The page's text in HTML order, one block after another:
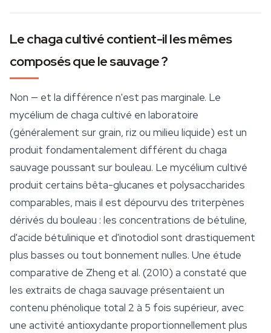
Le chaga cultivé contient-il les mêmes
composés que le sauvage ?
Non — et la différence n'est pas marginale. Le
mycélium de chaga cultivé en laboratoire
(généralement sur grain, riz ou milieu liquide) est un
produit fondamentalement différent du chaga
sauvage poussant sur bouleau. Le mycélium cultivé
produit certains bêta-glucanes et polysaccharides
comparables, mais il est dépourvu des triterpènes
dérivés du bouleau : les concentrations de bétuline,
d'acide bétulinique et d'inotodiol sont drastiquement
plus basses ou tout bonnement nulles. Une étude
comparative de Zheng et al. (2010) a constaté que
les extraits de chaga sauvage présentaient un
contenu phénolique total 2 à 5 fois supérieur, avec
une activité antioxydante proportionnellement plus